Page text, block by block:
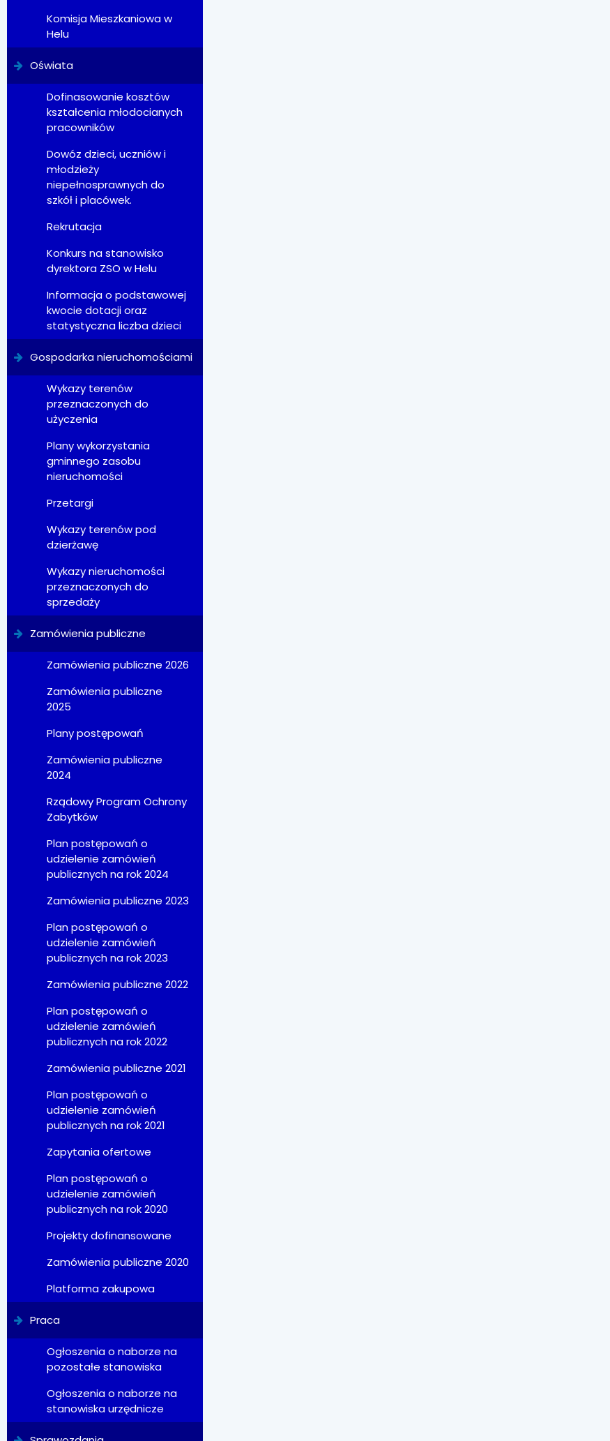
Komisja Mieszkaniowa w
Helu
Oświata
Dofinasowanie kosztów
kształcenia młodocianych
pracowników
Dowóz dzieci, uczniów i
młodzieży
niepełnosprawnych do
szkół i placówek.
Rekrutacja
Konkurs na stanowisko
dyrektora ZSO w Helu
Informacja o podstawowej
kwocie dotacji oraz
statystyczna liczba dzieci
Gospodarka nieruchomościami
Wykazy terenów
przeznaczonych do
użyczenia
Plany wykorzystania
gminnego zasobu
nieruchomości
Przetargi
Wykazy terenów pod
dzierżawę
Wykazy nieruchomości
przeznaczonych do
sprzedaży
Zamówienia publiczne
Zamówienia publiczne 2026
Zamówienia publiczne
2025
Plany postępowań
Zamówienia publiczne
2024
Rządowy Program Ochrony
Zabytków
Plan postępowań o
udzielenie zamówień
publicznych na rok 2024
Zamówienia publiczne 2023
Plan postępowań o
udzielenie zamówień
publicznych na rok 2023
Zamówienia publiczne 2022
Plan postępowań o
udzielenie zamówień
publicznych na rok 2022
Zamówienia publiczne 2021
Plan postępowań o
udzielenie zamówień
publicznych na rok 2021
Zapytania ofertowe
Plan postępowań o
udzielenie zamówień
publicznych na rok 2020
Projekty dofinansowane
Zamówienia publiczne 2020
Platforma zakupowa
Praca
Ogłoszenia o naborze na
pozostałe stanowiska
Ogłoszenia o naborze na
stanowiska urzędnicze